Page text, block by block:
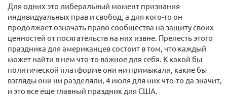
Для одних это либеральный момент признания
индивидуальных прав и свобод, а для кого-то он
продолжает означать право сообщества на защиту своих
ценностей от посягательств на них извне. Прелесть этого
праздника для американцев состоит в том, что каждый
может найти в нем что-то важное для себя. К какой бы
политической платформе они ни примыкали, какие бы
взгляды они ни разделяли, 4 июля для них что-то да значит,
и это все еще главный праздник для США.